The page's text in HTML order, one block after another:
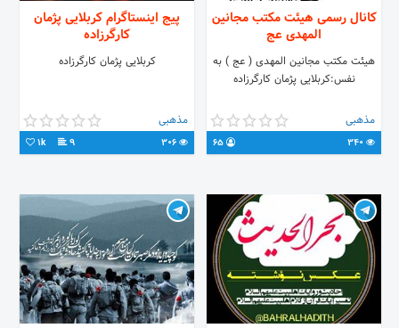
کانال رسمی هیئت مکتب مجانین
المهدی عج
هیئت مکتب مجانین المهدی ( عج ) به
نفس:کربلایی پژمان کارگرزاده
مذهبی
پیج اینستاگرام کربلایی پژمان
کارگرزاده
کربلایی پژمان کارگرزاده
مذهبی
9
1k